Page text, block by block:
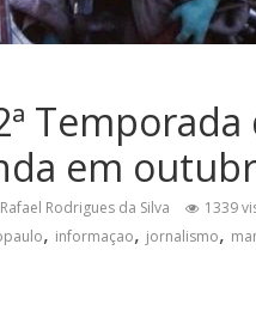
em
Rafael Rodrigues da Silva 1339
, informaçao, jornalismo,